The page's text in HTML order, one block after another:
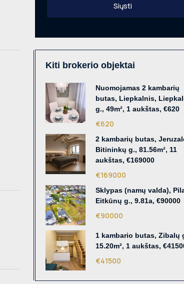
Siųsti
Kiti brokerio objektai
Nuomojamas 2 kambarių
butas, Liepkalnis,
g., 49m², 1 aukštas, €620
€620
2 kambarių butas,
Bitininkų g., 81.56m², 11
aukštas, €169000
€169000
Sklypas (namų valda),
Eitkūnų g., 9.81a, €90000
€90000
1 kambario butas, Zibalų
15.20m², 1 aukštas,
€41500